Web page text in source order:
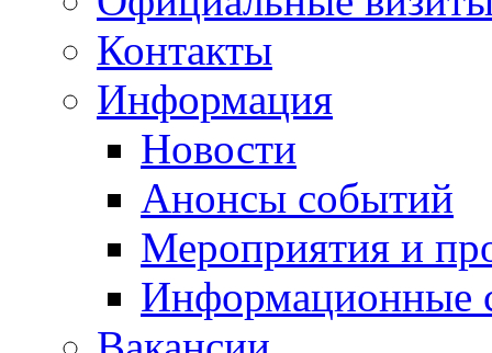
Контакты
Информация
Новости
Анонсы событий
Мероприятия и
Информационные